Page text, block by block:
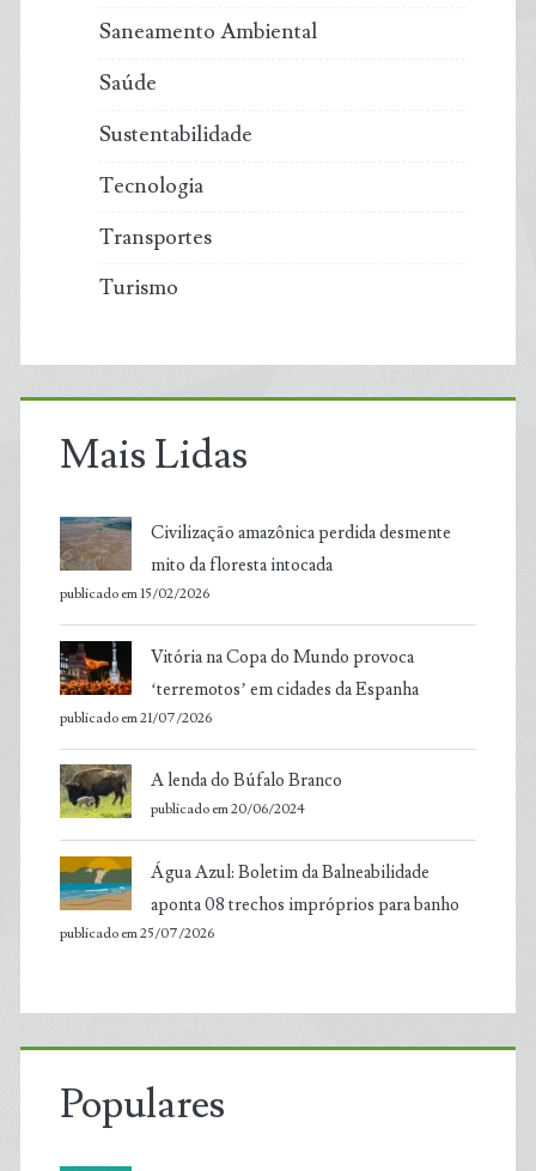
Saneamento Ambiental
Saúde
Sustentabilidade
Tecnologia
Transportes
Turismo
Mais Lidas
Civilização amazônica perdida desmente
mito da floresta intocada
publicado em 15/02/2026
Vitória na Copa do Mundo provoca
‘terremotos’ em cidades da Espanha
publicado em 21/07/2026
A lenda do Búfalo Branco
publicado em 20/06/2024
Água Azul: Boletim da Balneabilidade
aponta 08 trechos impróprios para banho
publicado em 25/07/2026
Populares